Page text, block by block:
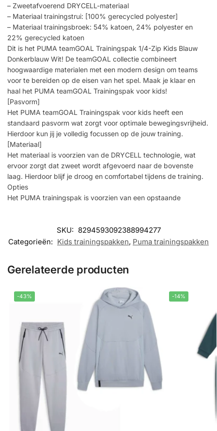
– Zweetafvoerend DRYCELL-materiaal
– Materiaal trainingstrui: [100% gerecycled polyester]
– Materiaal trainingsbroek: 54% katoen, 24% polyester en
22% gerecycled katoen
Dit is het PUMA teamGOAL Trainingspak 1/4-Zip Kids Blauw
Donkerblauw Wit! De teamGOAL collectie combineert
hoogwaardige materialen met een modern design om teams
voor te bereiden op de eisen van het spel. Maak je klaar en
haal het PUMA teamGOAL Trainingspak voor kids!
[Pasvorm]
Het PUMA teamGOAL Trainingspak voor kids heeft een
standaard pasvorm wat zorgt voor optimale bewegingsvrijheid.
Hierdoor kun jij je volledig focussen op de jouw training.
[Materiaal]
Het materiaal is voorzien van de DRYCELL technologie, wat
ervoor zorgt dat zweet wordt afgevoerd naar de bovenste
laag. Hierdoor blijf je droog en comfortabel tijdens de training.
Opties
Het PUMA trainingspak is voorzien van een opstaande
SKU: 8294593092388994277
Categorieën: Kids trainingspakken, Puma trainingspakken
Gerelateerde producten
-43% -14%